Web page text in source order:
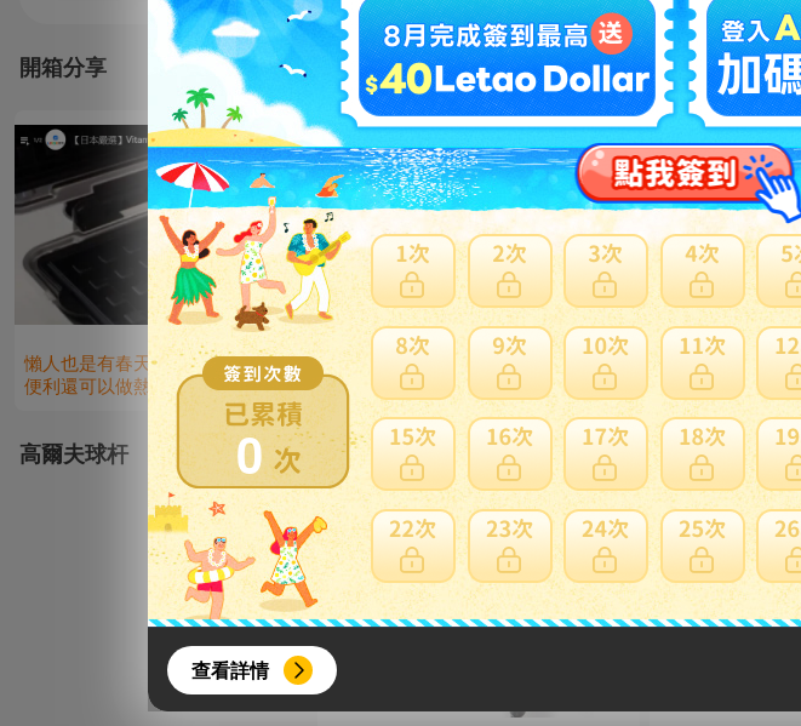
0
查看詳情
人氣動漫商品跳蚤市場
秋葉原知名模型店
8.90年代復古玩具專賣店
1970年代稀有模型專賣店
開箱分享
懶人也是有春天的～Vitantonio鬆餅機 操作
便利還可以做熱壓吐司
爬山健行對身體真好，但一只不適用的登山背
包會讓你生不如死！
高爾夫球杆